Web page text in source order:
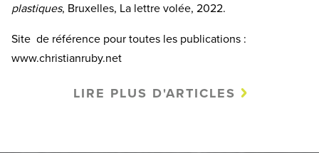
plastiques, Bruxelles, La lettre volée, 2022.
Site de référence pour toutes les publications :
www.christianruby.net
LIRE PLUS D'ARTICLES